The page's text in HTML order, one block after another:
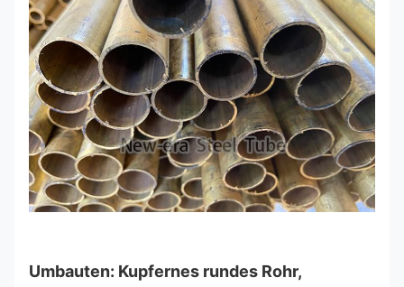
Umbauten: Kupfernes rundes Rohr,